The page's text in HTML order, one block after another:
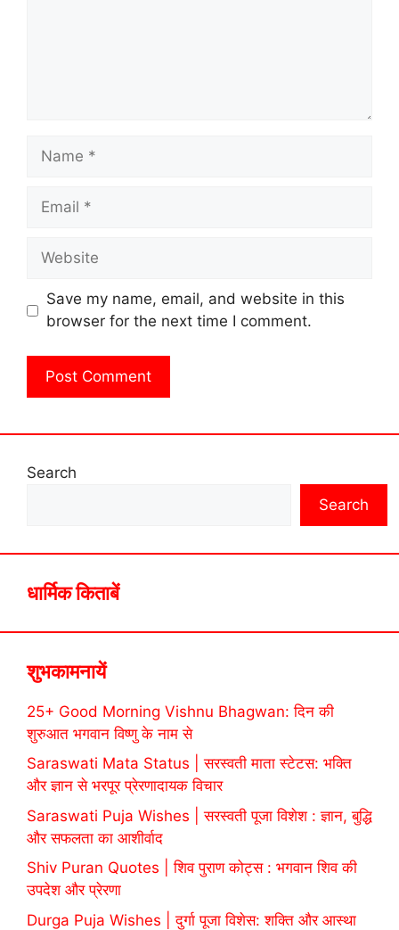
Name
Email
Website
Save my name, email, and website in this
browser for the next time I comment.
Search
Search
धार्मिक किताबें
शुभकामनायें
25+ Good Morning Vishnu Bhagwan: दिन की
शुरुआत भगवान विष्णु के नाम से
Saraswati Mata Status | सरस्वती माता स्टेटस: भक्ति
और ज्ञान से भरपूर प्रेरणादायक विचार
Saraswati Puja Wishes | सरस्वती पूजा विशेश : ज्ञान, बुद्धि
और सफलता का आशीर्वाद
Shiv Puran Quotes | शिव पुराण कोट्स : भगवान शिव की
उपदेश और प्रेरणा
Durga Puja Wishes | दुर्गा पूजा विशेस: शक्ति और आस्था